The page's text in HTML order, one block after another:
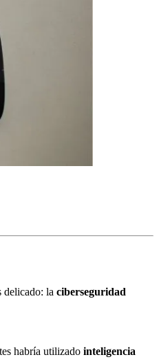
delicado: la ciberseguridad
habría utilizado inteligencia